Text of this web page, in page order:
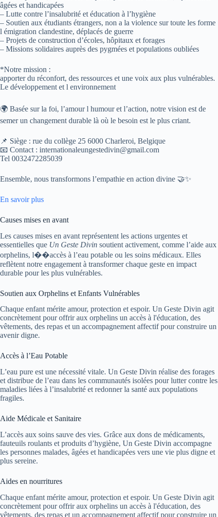
âgées et handicapées
– Lutte contre l’insalubrité et éducation à l’hygiène
– Soutien aux étudiants étrangers, non a la violence sur toute les forme
l émigration clandestine, déplacés de guerre
– Projets de construction d’écoles, hôpitaux et forages
– Missions solidaires auprès des pygmées et populations oubliées
*Notre mission :
apporter du réconfort, des ressources et une voix aux plus vulnérables.
Le développement et l environnement
🌍 Basée sur la foi, l’amour l humour et l’action, notre vision est de
semer un changement durable là où le besoin est le plus criant.
📌 Siège : rue du collège 25 6000 Charleroi, Belgique
📧 Contact : internationaleungestedivin@gmail.com
Tel 0032472285039
Ensemble, nous transformons l’empathie en action divine 🤝✨
En savoir plus
Causes mises en avant
Les causes mises en avant représentent les actions urgentes et
essentielles que Un Geste Divin soutient activement, comme l’aide aux
orphelins, l��accès à l’eau potable ou les soins médicaux. Elles
reflètent notre engagement à transformer chaque geste en impact
durable pour les plus vulnérables.
Soutien aux Orphelins et Enfants Vulnérables
Chaque enfant mérite amour, protection et espoir. Un Geste Divin agit
concrètement pour offrir aux orphelins un accès à l'éducation, des
vêtements, des repas et un accompagnement affectif pour construire un
avenir digne.
Accès à l’Eau Potable
L’eau pure est une nécessité vitale. Un Geste Divin réalise des forages
et distribue de l’eau dans les communautés isolées pour lutter contre les
maladies liées à l’insalubrité et redonner la santé aux populations
fragiles.
Aide Médicale et Sanitaire
L’accès aux soins sauve des vies. Grâce aux dons de médicaments,
fauteuils roulants et produits d’hygiène, Un Geste Divin accompagne
les personnes malades, âgées et handicapées vers une vie plus digne et
plus sereine.
Aides en nourritures
Chaque enfant mérite amour, protection et espoir. Un Geste Divin agit
concrètement pour offrir aux orphelins un accès à l'éducation, des
vêtements, des repas et un accompagnement affectif pour construire un